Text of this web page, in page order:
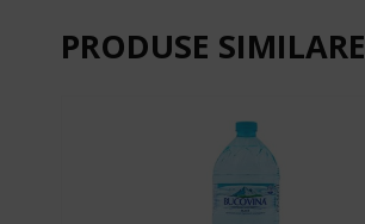
PRODUSE SIMILARE